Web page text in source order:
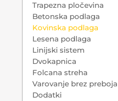
Trapezna pločevina
Betonska podlaga
Kovinska podlaga
Lesena podlaga
Linijski sistem
Dvokapnica
Folcana streha
Varovanje brez preboja
Dodatki